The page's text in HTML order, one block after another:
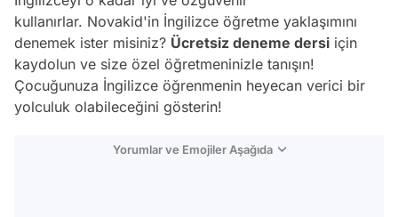
kullanırlar. Novakid'in İngilizce öğretme yaklaşımını
denemek ister misiniz? Ücretsiz deneme dersi için
kaydolun ve size özel öğretmeninizle tanışın!
Çocuğunuza İngilizce öğrenmenin heyecan verici bir
yolculuk olabileceğini gösterin!
Yorumlar ve Emojiler Aşağıda